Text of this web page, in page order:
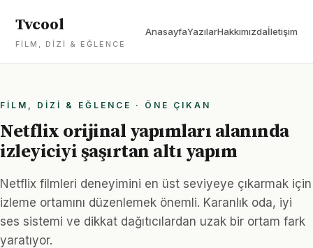
Tvcool
FILM, DIZI & EĞLENCE
AnasayfaYazılarHakkımızdaİletişim
FILM, DIZI & EĞLENCE · ÖNE ÇIKAN
Netflix orijinal yapımları alanında
izleyiciyi şaşırtan altı yapım
Netflix filmleri deneyimini en üst seviyeye çıkarmak için
izleme ortamını düzenlemek önemli. Karanlık oda, iyi
ses sistemi ve dikkat dağıtıcılardan uzak bir ortam fark
yaratıyor.